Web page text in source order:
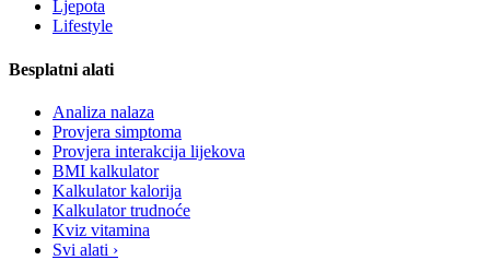
Ljepota
Lifestyle
Besplatni alati
Analiza nalaza
Provjera simptoma
Provjera interakcija lijekova
BMI kalkulator
Kalkulator kalorija
Kalkulator trudnoće
Kviz vitamina
Svi alati ›